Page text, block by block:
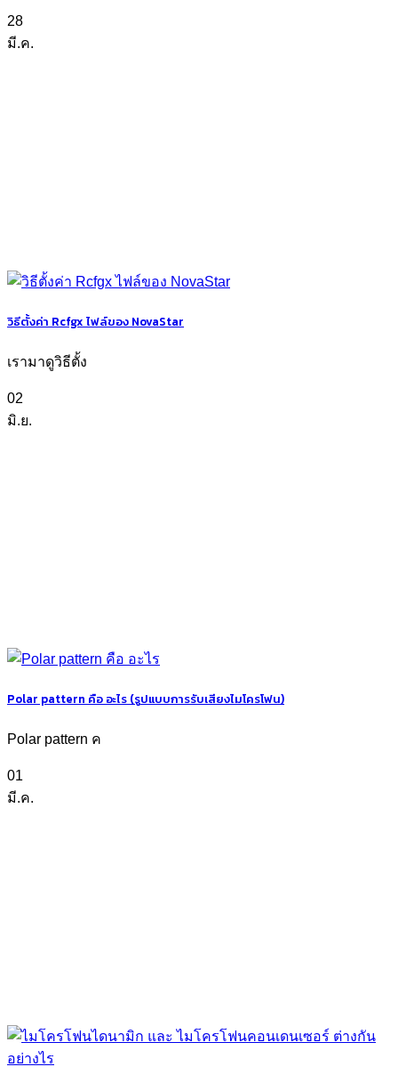
28
มี.ค.
วิธีตั้งค่า Rcfgx ไฟล์ของ NovaStar
เรามาดูวิธีตั้ง
02
มิ.ย.
Polar pattern คือ อะไร (รูปแบบการรับเสียงไมโครโฟน)
Polar pattern ค
01
มี.ค.